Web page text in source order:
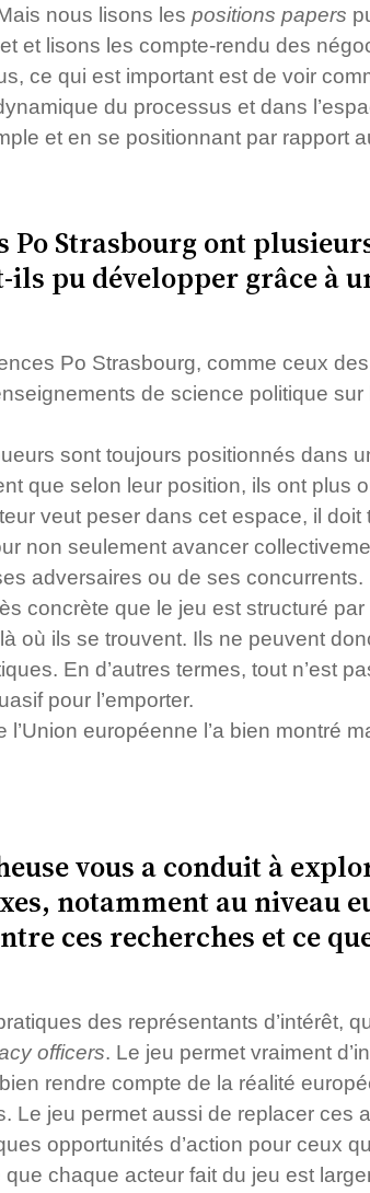
nous lisons les positions papers
et lisons les compte-rendu des
ce qui est important est de voir
du processus et dans
et en se positionnant par rapport
Po Strasbourg ont
ils pu développer grâce à
Po Strasbourg, comme ceux
de science politique
sont toujours positionnés dans
que selon leur position, ils ont plus
veut peser dans cet espace, il
non seulement avancer
adversaires ou de ses concurrents.
concrète que le jeu est structuré
où ils se trouvent. Ils ne peuvent
En d’autres termes, tout n’est
pour l’emporter.
européenne l’a bien montré
vous a conduit à
notamment au niveau
ces recherches et ce
des représentants d’intérêt,
officers. Le jeu permet vraiment
rendre compte de la réalité
Le jeu permet aussi de replacer ces
opportunités d’action pour ceux
chaque acteur fait du jeu est